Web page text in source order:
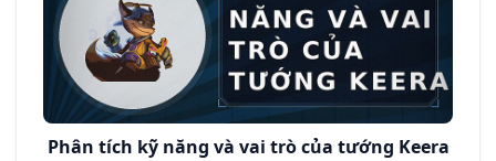
Phân tích kỹ năng và vai trò của tướng Keera